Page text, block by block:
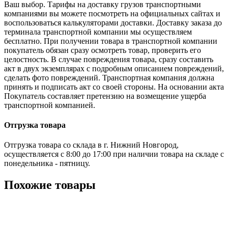
Ваш выбор. Тарифы на доставку грузов транспортными
компаниями вы можете посмотреть на официальных сайтах и
воспользоваться калькуляторами доставки. Доставку заказа до
терминала транспортной компании мы осуществляем
бесплатно. При получении товара в транспортной компании
покупатель обязан сразу осмотреть товар, проверить его
целостность. В случае повреждения товара, сразу составить
акт в двух экземплярах с подробным описанием повреждений,
сделать фото повреждений. Транспортная компания должна
принять и подписать акт со своей стороны. На основании акта
Покупатель составляет претензию на возмещение ущерба
транспортной компанией.
Отгрузка товара
Отгрузка товара со склада в г. Нижний Новгород,
осуществляется с 8:00 до 17:00 при наличии товара на складе с
понедельника - пятницу.
Похожие товары